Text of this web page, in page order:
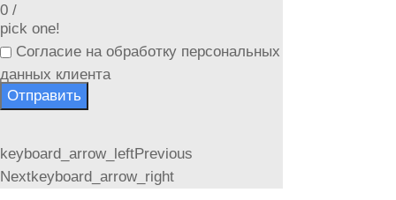
0 /
pick one!
Согласие на обработку персональных
данных клиента
Отправить
keyboard_arrow_leftPrevious
Nextkeyboard_arrow_right